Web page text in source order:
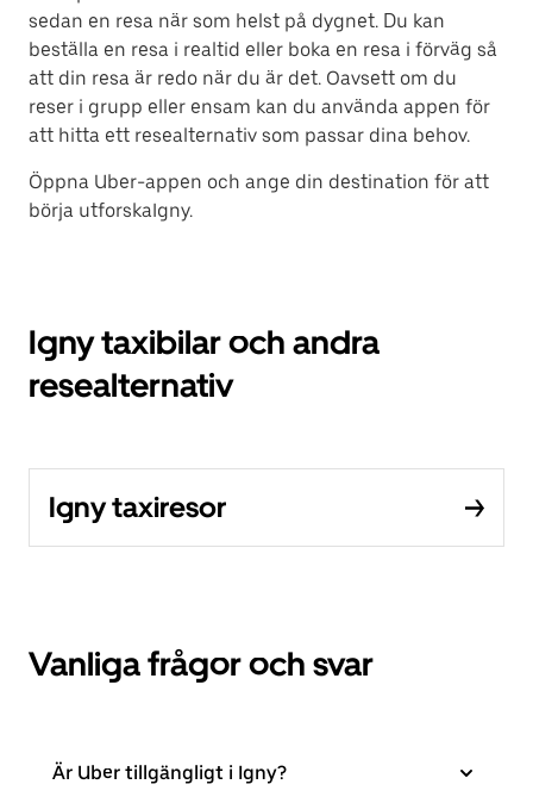
sedan en resa när som helst på dygnet. Du kan
beställa en resa i realtid eller boka en resa i förväg så
att din resa är redo när du är det. Oavsett om du
reser i grupp eller ensam kan du använda appen för
att hitta ett resealternativ som passar dina behov.
Öppna Uber-appen och ange din destination för att
börja utforskaIgny.
Igny taxibilar och andra
resealternativ
Igny taxiresor
Vanliga frågor och svar
Är Uber tillgängligt i Igny?